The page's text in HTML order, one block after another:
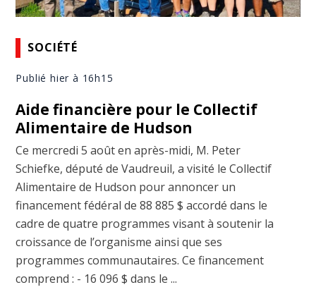
SOCIÉTÉ
Publié hier à 16h15
Aide financière pour le Collectif
Alimentaire de Hudson
Ce mercredi 5 août en après-midi, M. Peter
Schiefke, député de Vaudreuil, a visité le Collectif
Alimentaire de Hudson pour annoncer un
financement fédéral de 88 885 $ accordé dans le
cadre de quatre programmes visant à soutenir la
croissance de l’organisme ainsi que ses
programmes communautaires. Ce financement
comprend : - 16 096 $ dans le ...